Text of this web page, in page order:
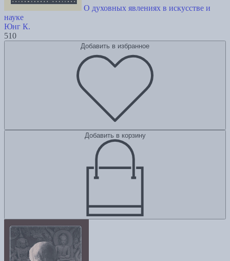
О духовных явлениях в искусстве и
науке
Юнг К.
510
Добавить в избранное
Добавить в корзину